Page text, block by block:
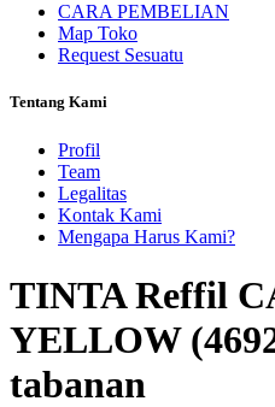
CARA PEMBELIAN
Map Toko
Request Sesuatu
Tentang Kami
Profil
Team
Legalitas
Kontak Kami
Mengapa Harus Kami?
TINTA Reffil
YELLOW
tabanan